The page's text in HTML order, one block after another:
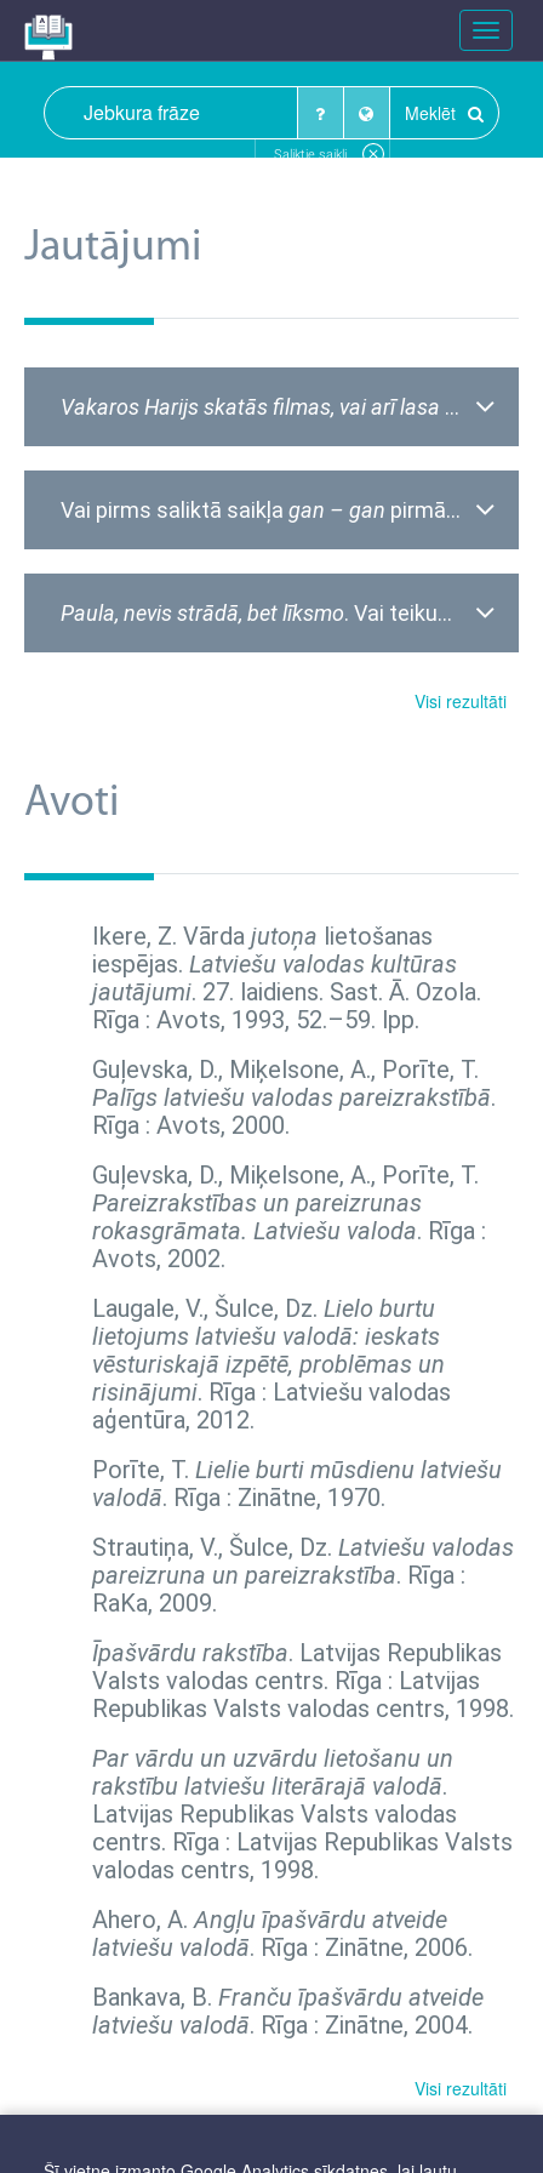
Toggle
Meklēt
Saliktie saikļi
Jautājumi
Vakaros Harijs skatās filmas, vai arī lasa romānus
Vai pirms saliktā saikļa gan – gan pirmās daļas, ja tā ievada divdabja teicienu, jāliek komats?
Paula, nevis strādā, bet līksmo. Vai teikumā komats lietots pareizi?
Visi rezultāti
Avoti
Ikere, Z. Vārda jutoņa lietošanas
iespējas. Latviešu valodas kultūras
jautājumi. 27. laidiens. Sast. Ā. Ozola.
Rīga : Avots, 1993, 52.–59. lpp.
Guļevska, D., Miķelsone, A., Porīte, T.
Palīgs latviešu valodas pareizrakstībā.
Rīga : Avots, 2000.
Guļevska, D., Miķelsone, A., Porīte, T.
Pareizrakstības un pareizrunas
rokasgrāmata. Latviešu valoda. Rīga :
Avots, 2002.
Laugale, V., Šulce, Dz. Lielo burtu
lietojums latviešu valodā: ieskats
vēsturiskajā izpētē, problēmas un
risinājumi. Rīga : Latviešu valodas
aģentūra, 2012.
Porīte, T. Lielie burti mūsdienu latviešu
valodā. Rīga : Zinātne, 1970.
Strautiņa, V., Šulce, Dz. Latviešu valodas
pareizruna un pareizrakstība. Rīga :
RaKa, 2009.
Īpašvārdu rakstība. Latvijas Republikas
Valsts valodas centrs. Rīga : Latvijas
Republikas Valsts valodas centrs, 1998.
Par vārdu un uzvārdu lietošanu un
rakstību latviešu literārajā valodā.
Latvijas Republikas Valsts valodas
centrs. Rīga : Latvijas Republikas Valsts
valodas centrs, 1998.
Ahero, A.Angļu īpašvārdu atveide
latviešu valodā. Rīga : Zinātne, 2006.
Bankava, B. Franču īpašvārdu atveide
latviešu valodā. Rīga : Zinātne, 2004.
Visi rezultāti